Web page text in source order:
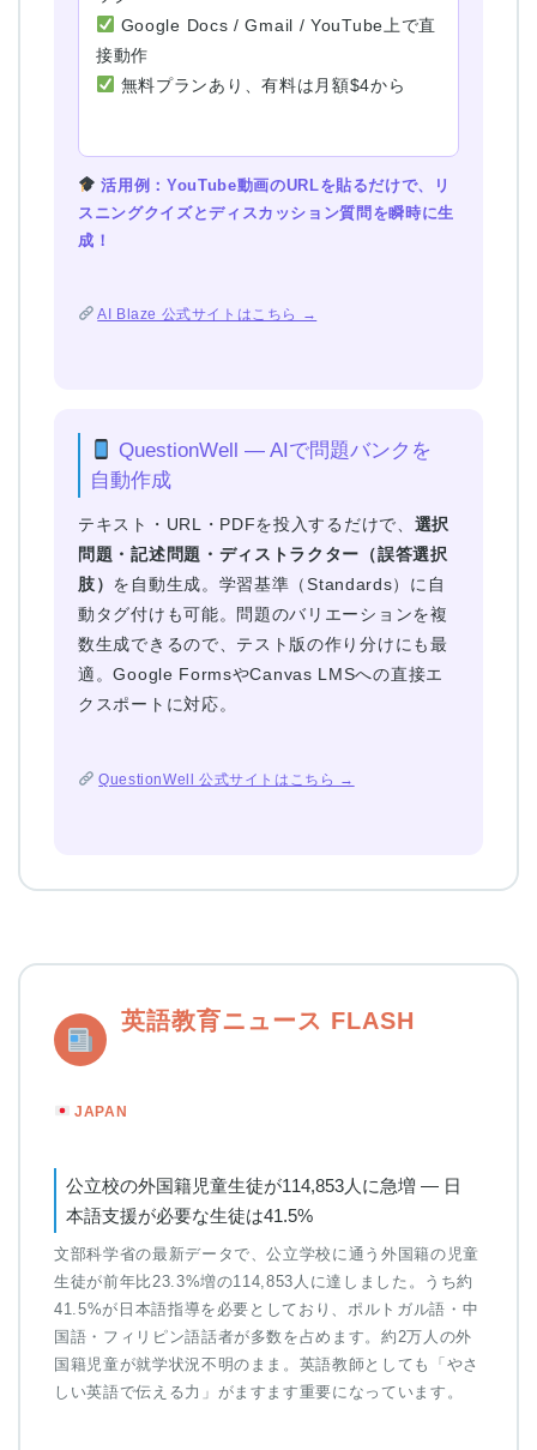
Google Docs / Gmail / YouTube上で直
接動作
無料プランあり、有料は月額$4から
活用例：YouTube動画のURLを貼るだけで、リ
スニングクイズとディスカッション質問を瞬時に生
成！
AI Blaze 公式サイトはこちら →
QuestionWell — AIで問題バンクを
自動作成
テキスト・URL・PDFを投入するだけで、 選択
問題・記述問題・ディストラクター（誤答選択
肢） を自動生成。学習基準（Standards）に自
動タグ付けも可能。問題のバリエーションを複
数生成できるので、テスト版の作り分けにも最
適。Google FormsやCanvas LMSへの直接エ
クスポートに対応。
QuestionWell 公式サイトはこちら →
英語教育ニュース FLASH
JAPAN
公立校の外国籍児童生徒が114,853人に急増 — 日
本語支援が必要な生徒は41.5%
文部科学省の最新データで、公立学校に通う外国籍の児童
生徒が前年比23.3%増の114,853人に達しました。うち約
41.5%が日本語指導を必要としており、ポルトガル語・中
国語・フィリピン語話者が多数を占めます。約2万人の外
国籍児童が就学状況不明のまま。英語教師としても「やさ
しい英語で伝える力」がますます重要になっています。